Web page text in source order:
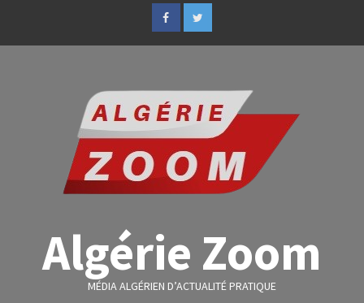
Algérie Zoom
MÉDIA ALGÉRIEN D’ACTUALITÉ PRATIQUE